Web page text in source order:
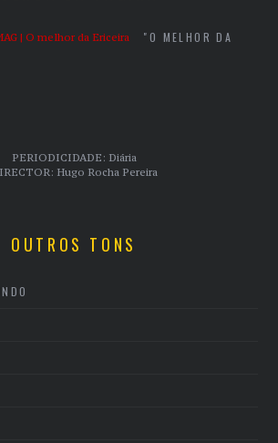
"O MELHOR DA
PERIODICIDADE: Diária
Hugo Rocha Pereira
OUTROS TONS